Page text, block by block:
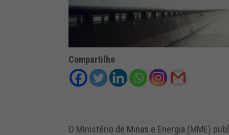
Compartilhe
O Ministério de Minas e Energia (MME)